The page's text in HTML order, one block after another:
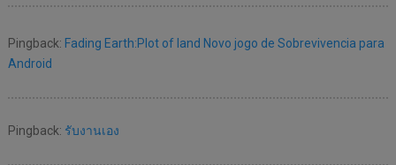
Pingback: Fading Earth:Plot of land Novo jogo de Sobrevivencia para
Android
Pingback: รับงานเอง